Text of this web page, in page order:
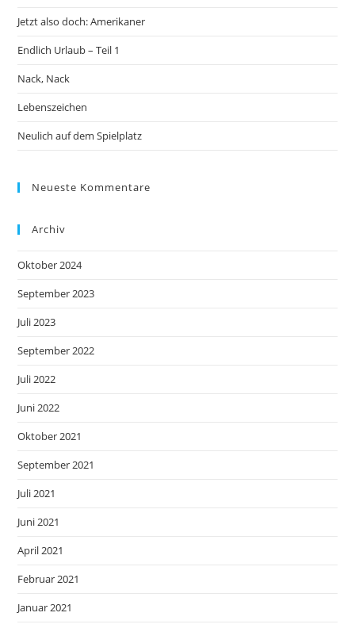
Jetzt also doch: Amerikaner
Endlich Urlaub – Teil 1
Nack, Nack
Lebenszeichen
Neulich auf dem Spielplatz
Neueste Kommentare
Archiv
Oktober 2024
September 2023
Juli 2023
September 2022
Juli 2022
Juni 2022
Oktober 2021
September 2021
Juli 2021
Juni 2021
April 2021
Februar 2021
Januar 2021